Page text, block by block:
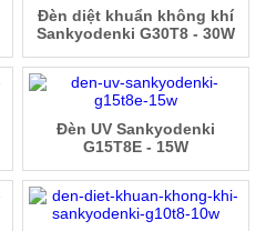
Đèn diệt khuẩn không khí
Sankyodenki G30T8 - 30W
Đèn UV Sankyodenki
G15T8E - 15W